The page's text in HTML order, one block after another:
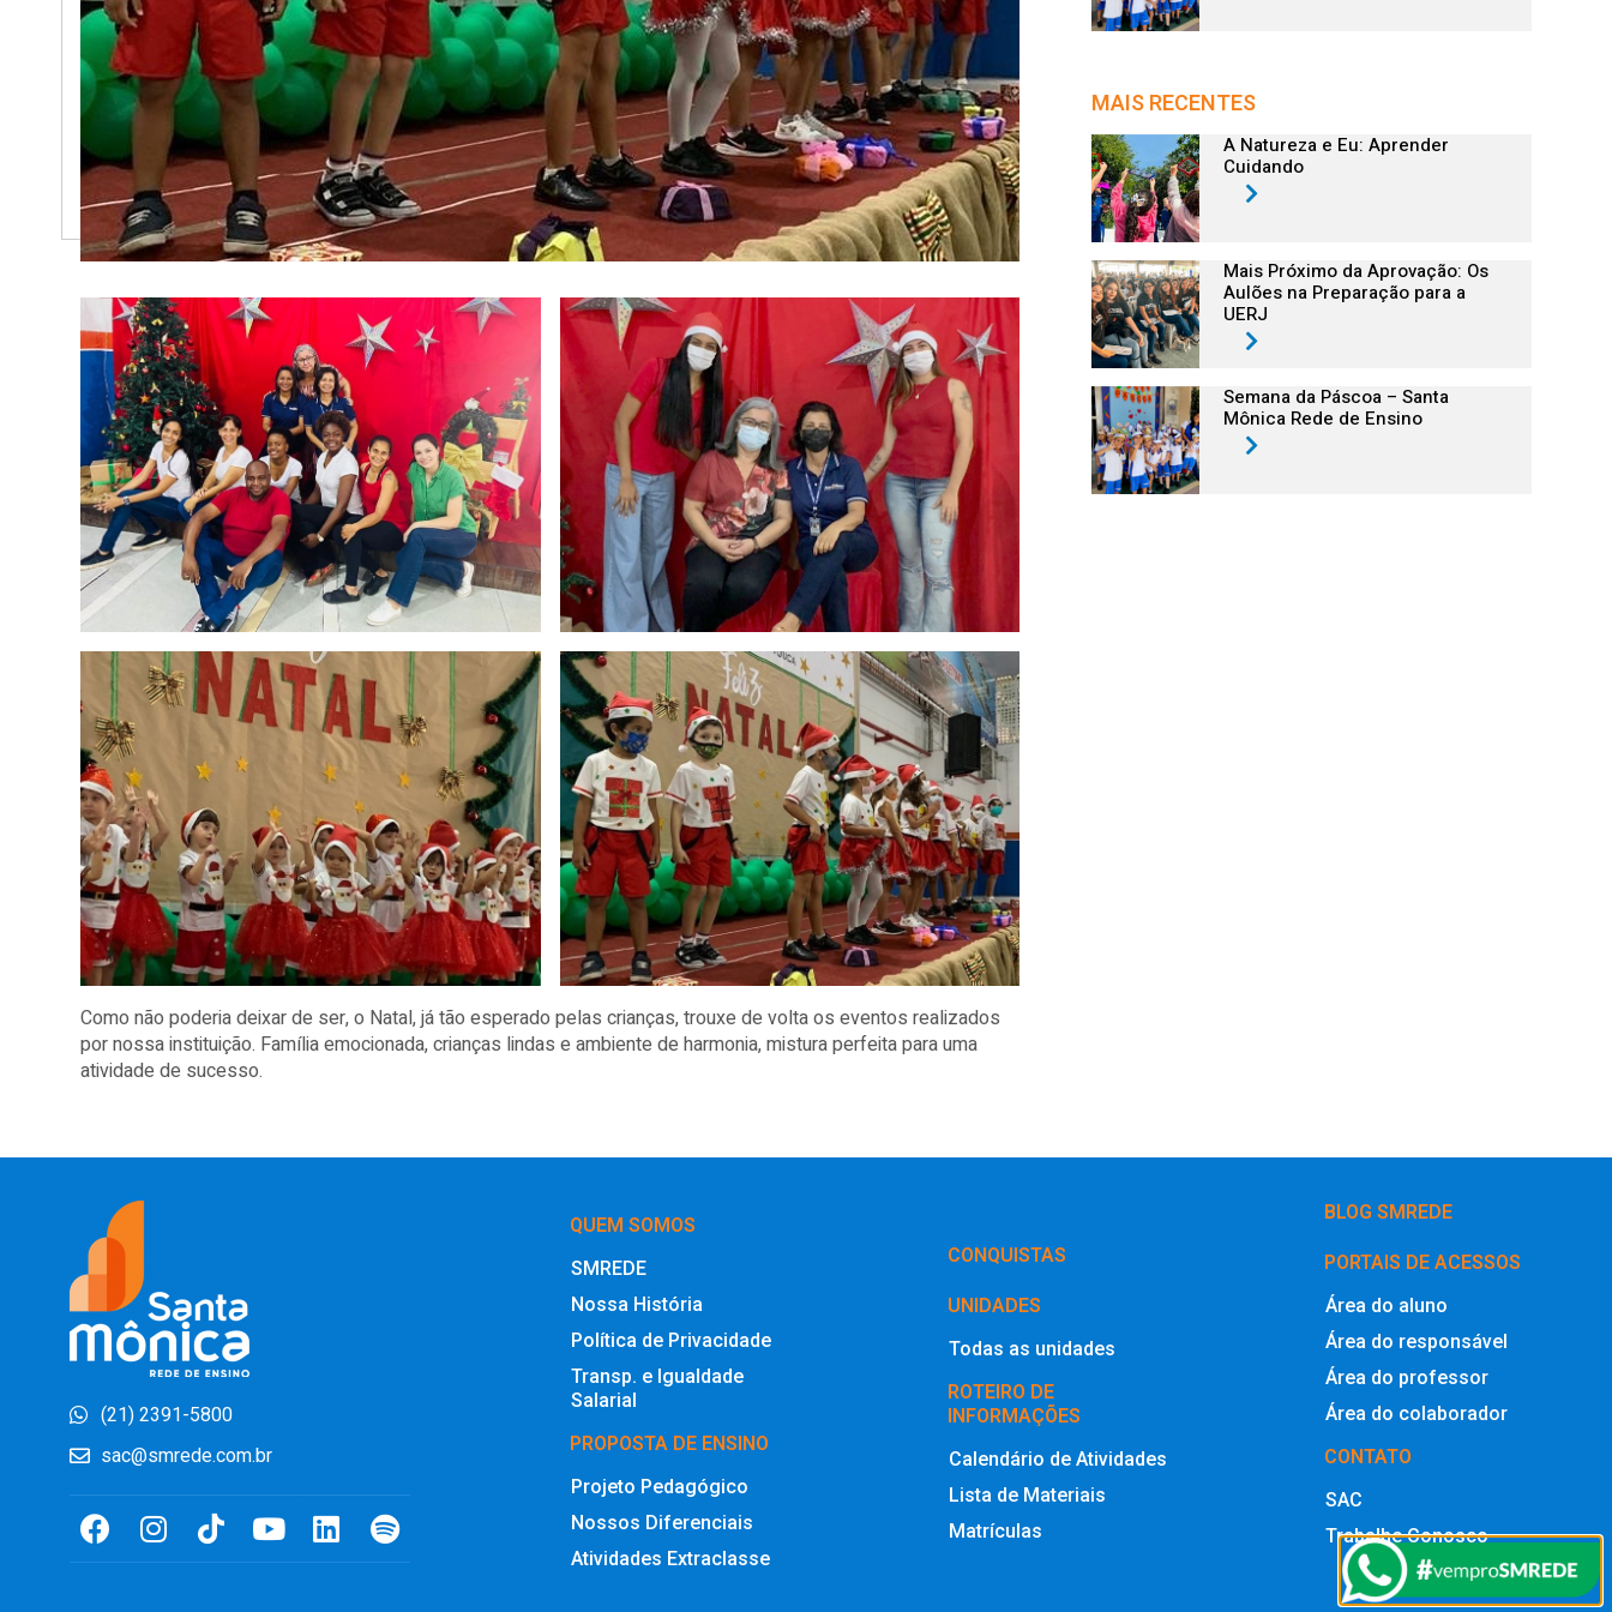
Como não poderia deixar de ser, o Natal, já tão esperado pelas crianças, trouxe de volta os eventos realizados
por nossa instituição. Família emocionada, crianças lindas e ambiente de harmonia, mistura perfeita para uma
atividade de sucesso.
MAIS RECENTES
A Natureza e Eu: Aprender
Cuidando
Mais Próximo da Aprovação: Os
Aulões na Preparação para a
UERJ
Semana da Páscoa – Santa
Mônica Rede de Ensino
(21) 2391-5800
sac@smrede.com.br
QUEM SOMOS
SMREDE
Nossa História
Política de Privacidade
Transp. e Igualdade
Salarial
PROPOSTA DE ENSINO
Projeto Pedagógico
Nossos Diferenciais
Atividades Extraclasse
‎CONQUISTAS
UNIDADES
Todas as unidades
ROTEIRO DE
INFORMAÇÕES
Calendário de Atividades
Lista de Materiais
Matrículas
BLOG SMREDE
PORTAIS DE ACESSOS
Área do aluno
Área do responsável
Área do professor
Área do colaborador
CONTATO
SAC
Trabalhe Conosco